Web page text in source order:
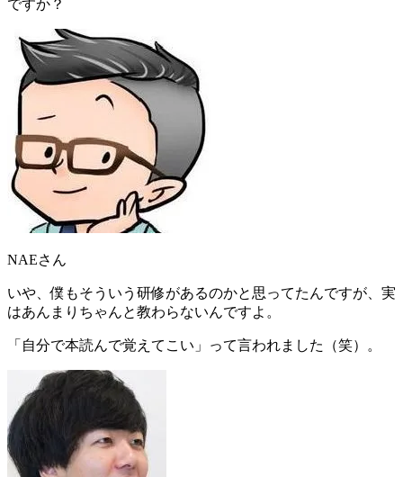
ですか？
NAEさん
いや、僕もそういう研修があるのかと思ってたんですが、 実
はあんまりちゃんと教わらないんですよ 。
「 自分で本読んで覚えてこい 」って言われました（笑）。